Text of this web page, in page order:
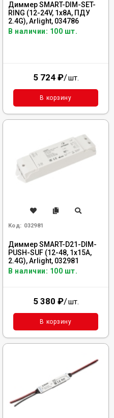
Диммер SMART-DIM-SET-
RING (12-24V, 1x8A, ПДУ
2.4G), Arlight, 034786
В наличии: 100 шт.
5 724 ₽/шт.
В корзину
Код: 032981
Диммер SMART-D21-DIM-
PUSH-SUF (12-48, 1x15A,
2.4G), Arlight, 032981
В наличии: 100 шт.
5 380 ₽/шт.
В корзину